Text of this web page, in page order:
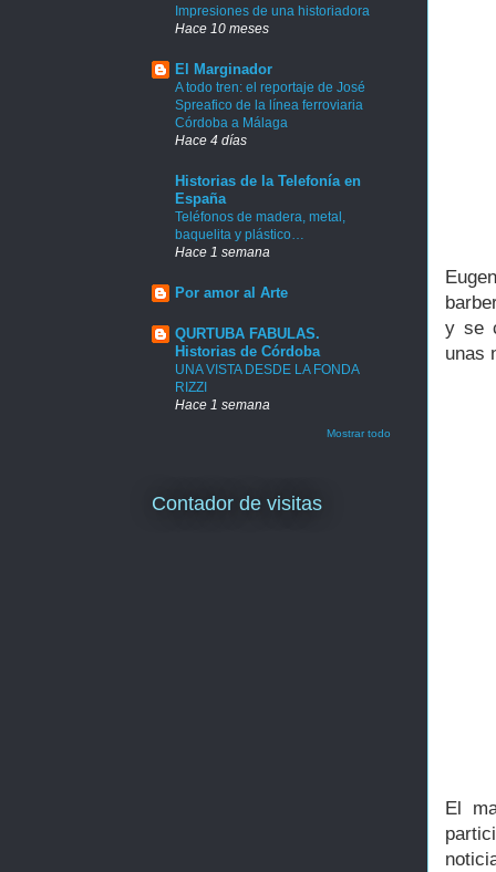
y se
unas
El
Impresiones de una historiadora
Hace 10 meses
El Marginador
A todo tren: el reportaje de José
Spreafico de la línea ferroviaria
Córdoba a Málaga
Hace 4 días
Historias de la Telefonía en
España
Teléfonos de madera, metal,
baquelita y plástico…
Hace 1 semana
Por amor al Arte
QURTUBA FABULAS.
Historias de Córdoba
UNA VISTA DESDE LA FONDA
RIZZI
Hace 1 semana
Mostrar todo
Contador de visitas